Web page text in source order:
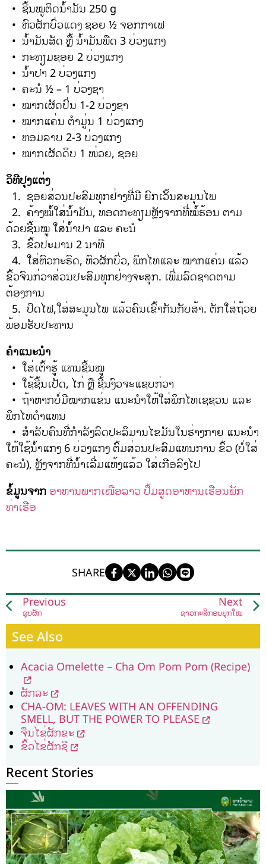
• ຊີ້ນໝູຕິດນ້ຳມັນ 250 g
• ຫົວຜັກບົ່ວແດງ ຊອຍ ½ ຈອກກາເຟ
• ນ້ຳມັນສັດ ຫຼື້ ນ້ຳມັນພືດ 3 ບ່ວງແກງ
• ກະທຽມຊອຍ 2 ບ່ວງແກງ
• ນ້ຳປາ 2 ບ່ວງແກງ
• ຄະນໍ ½ – 1 ບ່ວງຊາ
• ໝາກເຜັດປົ່ນ 1-2 ບ່ວງຊາ
• ໝາກແຄ່ນ ຕຳມູ່ນ 1 ບ່ວງແກງ
• ຫອມລາບ 2-3 ບ່ວງແກງ
• ໝາກເຜັດດິບ 1 ໜ່ວຍ, ຊອຍ
ວິທີປຸງແຕ່ງ
1. ຊອຍສ່ວນປະສົມທຸກຢ່າງທີ່ມີ ຍົກເວັ້ນສະມຸນໄພ
2. ຄ້າງໝໍ້ໃສ່ນໍ້າມັນ, ທອດກະທຽມຫຼັງຈາກທີ່ໝໍ້ຮ້ອນ ຕາມ
ດ້ວຍຊີ້ນໝູ ໃສ່ນໍ້າປາ ແລະ ຄະນໍ
3. ຂົ້ວປະມານ 2 ນາທີ
4. ໃສ່ຫົວກະຣົດ, ຫົວຜັກບົ່ວ, ພິກໄທແລະ ໝາກແຄ່ນ ແລ້ວ
ຂົ້ວຈົນກ່ວາສ່ວນປະສົມທຸກຢ່າງຈະສຸກ. ເພີ່ມລົດຊາດຕາມ
ຕ້ອງການ
5. ປິດໄຟ,ໃສ່ສະມຸນໄພ ແລ້ວຄົນເຂົ້າກັນກັບສ້າ. ຕັກໃສ່ຖ້ວຍ
ພ້ອມຮັບປະທານ
ຄຳແນະນຳ
• ໃສ່ເຕົ້າຮູ້ ແທນຊີ້ນໝູ
• ໃຊ້ຊີ້ນເປັດ, ໄກ່ ຫຼື ຊີ້ນງົວຈະແຊບກ່ວາ
• ຖ້າຫາກບໍ່ມີໝາກແຂ່ນ ແນະນຳໃຫ້ໃສ່ພິກໄທເຊຊວນ ແລະ
ພິກໄທດຳແທນ
• ສຳລັບຄົນທີ່ກຳລັງລົດປະລິມານໄຂມັນໃນຮ່າງກາຍ ແນະນຳ
ໃຫ້ໃຊ້ນ້ຳແກງ 6 ບ່ວງແກງ ຕົ້ມສ່ວນປະສົມແທນການ ຂົ້ວ (ບໍ່ໃສ່
ຄະນໍ), ຫຼັງຈາກທີ່ນ້ຳເລີ່ມແຫ້ງແລ້ວ ໃສ່ເກືອລົງໄປ
ຂໍ້ມູນຈາກ ອາຫານພາກເໜືອລາວ ປຶ້ມສູດອາຫານເຮືອນພັກ
ທ່າເຮືອ
SHARE
Previous
ຊຸບຜັກ
Next
ຊາວກະສິກອນຍຸກໃໝ່
See Also
Acacia Omelette – Cha Om Pom Pom (Recipe)
ຜັກລະ
CHA-OM: LEAVES WITH AN OFFENDING
SMELL, BUT THE POWER TO PLEASE
ຈືນໄຂ່ຜັກຂະ
ຂົ້ວໄຂ່ຜັກຊີ
Recent Stories